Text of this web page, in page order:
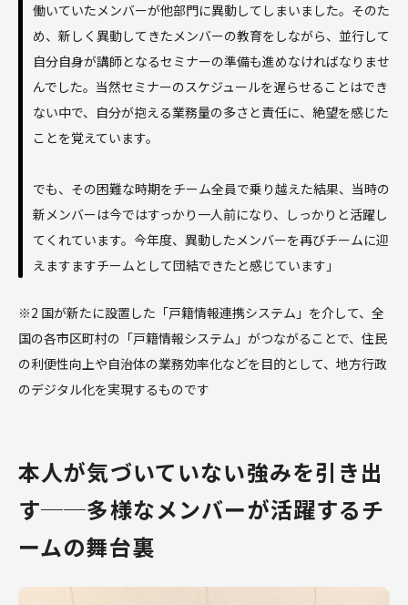
働いていたメンバーが他部門に異動してしまいました。そのた
め、新しく異動してきたメンバーの教育をしながら、並行して
自分自身が講師となるセミナーの準備も進めなければなりませ
んでした。当然セミナーのスケジュールを遅らせることはでき
ない中で、自分が抱える業務量の多さと責任に、絶望を感じた
ことを覚えています。
でも、その困難な時期をチーム全員で乗り越えた結果、当時の
新メンバーは今ではすっかり一人前になり、しっかりと活躍し
てくれています。今年度、異動したメンバーを再びチームに迎
えますますチームとして団結できたと感じています」
※2 国が新たに設置した「戸籍情報連携システム」を介して、全
国の各市区町村の「戸籍情報システム」がつながることで、住民
の利便性向上や自治体の業務効率化などを目的として、地方行政
のデジタル化を実現するものです
本人が気づいていない強みを引き出
す──多様なメンバーが活躍するチ
ームの舞台裏